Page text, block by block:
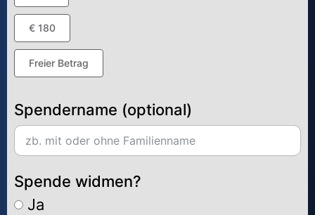
€ 180
Freier Betrag
Spendername (optional)
Spende widmen?
Ja